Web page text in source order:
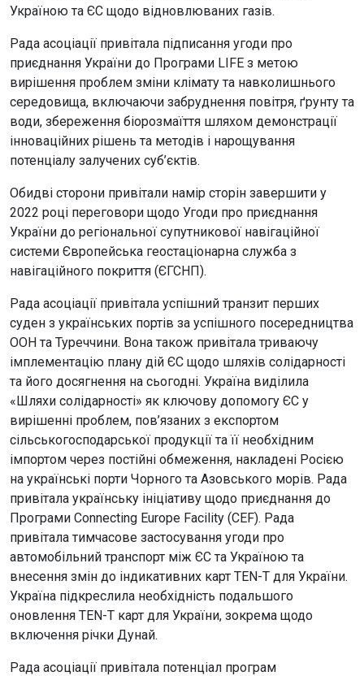
Україною та ЄС щодо відновлюваних газів.
Рада асоціації привітала підписання угоди про
приєднання України до Програми LIFE з метою
вирішення проблем зміни клімату та навколишнього
середовища, включаючи забруднення повітря, ґрунту та
води, збереження біорозмаїття шляхом демонстрації
інноваційних рішень та методів і нарощування
потенціалу залучених суб’єктів.
Обидві сторони привітали намір сторін завершити у
2022 році переговори щодо Угоди про приєднання
України до регіональної супутникової навігаційної
системи Європейська геостаціонарна служба з
навігаційного покриття (ЄГСНП).
Рада асоціації привітала успішний транзит перших
суден з українських портів за успішного посередництва
ООН та Туреччини. Вона також привітала триваючу
імплементацію плану дій ЄС щодо шляхів солідарності
та його досягнення на сьогодні. Україна виділила
«Шляхи солідарності» як ключову допомогу ЄС у
вирішенні проблем, пов’язаних з експортом
сільськогосподарської продукції та її необхідним
імпортом через постійні обмеження, накладені Росією
на українські порти Чорного та Азовського морів. Рада
привітала українську ініціативу щодо приєднання до
Програми Connecting Europe Facility (CEF). Рада
привітала тимчасове застосування угоди про
автомобільний транспорт між ЄС та Україною та
внесення змін до індикативних карт TEN-T для України.
Україна підкреслила необхідність подальшого
оновлення TEN-T карт для України, зокрема щодо
включення річки Дунай.
Рада асоціації привітала потенціал програм